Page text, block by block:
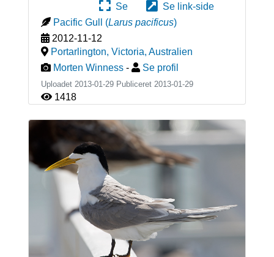
Se
Se link-side
Pacific Gull
(Larus pacificus)
2012-11-12
Portarlington, Victoria, Australien
Morten Winness - Se profil
Uploadet 2013-01-29 Publiceret 2013-01-29
1418